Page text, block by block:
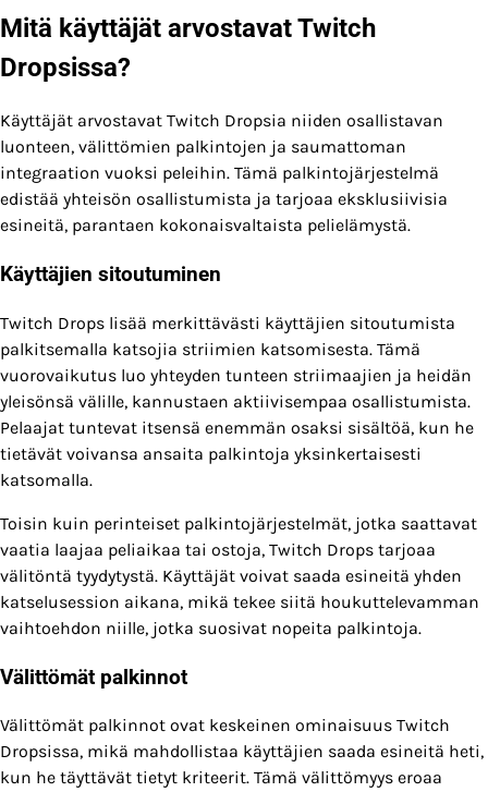
Mitä käyttäjät arvostavat Twitch
Dropsissa?
Käyttäjät arvostavat Twitch Dropsia niiden osallistavan
luonteen, välittömien palkintojen ja saumattoman
integraation vuoksi peleihin. Tämä palkintojärjestelmä
edistää yhteisön osallistumista ja tarjoaa eksklusiivisia
esineitä, parantaen kokonaisvaltaista pelielämystä.
Käyttäjien sitoutuminen
Twitch Drops lisää merkittävästi käyttäjien sitoutumista
palkitsemalla katsojia striimien katsomisesta. Tämä
vuorovaikutus luo yhteyden tunteen striimaajien ja heidän
yleisönsä välille, kannustaen aktiivisempaa osallistumista.
Pelaajat tuntevat itsensä enemmän osaksi sisältöä, kun he
tietävät voivansa ansaita palkintoja yksinkertaisesti
katsomalla.
Toisin kuin perinteiset palkintojärjestelmät, jotka saattavat
vaatia laajaa peliaikaa tai ostoja, Twitch Drops tarjoaa
välitöntä tyydytystä. Käyttäjät voivat saada esineitä yhden
katselusession aikana, mikä tekee siitä houkuttelevamman
vaihtoehdon niille, jotka suosivat nopeita palkintoja.
Välittömät palkinnot
Välittömät palkinnot ovat keskeinen ominaisuus Twitch
Dropsissa, mikä mahdollistaa käyttäjien saada esineitä heti,
kun he täyttävät tietyt kriteerit. Tämä välittömyys eroaa